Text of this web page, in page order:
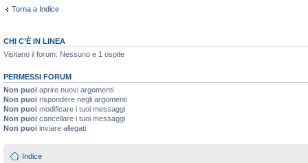
Torna a Indice
CHI C’È IN LINEA
Visitano il forum: Nessuno e 1 ospite
PERMESSI FORUM
Non puoi aprire nuovi argomenti
Non puoi rispondere negli argomenti
Non puoi modificare i tuoi messaggi
Non puoi cancellare i tuoi messaggi
Non puoi inviare allegati
Indice